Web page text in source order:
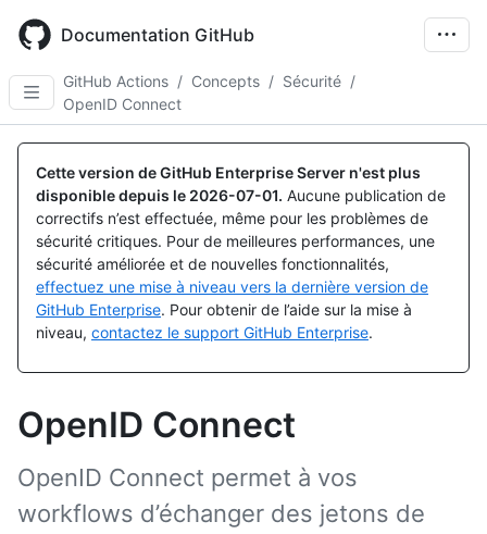
main
content
Documentation GitHub
GitHub Actions / Concepts / Sécurité /
OpenID Connect
Cette version de GitHub Enterprise Server n'est plus
disponible depuis le 2026-07-01. Aucune publication de
correctifs n’est effectuée, même pour les problèmes de
sécurité critiques. Pour de meilleures performances, une
sécurité améliorée et de nouvelles fonctionnalités,
effectuez une mise à niveau vers la dernière version de
GitHub Enterprise. Pour obtenir de l’aide sur la mise à
niveau, contactez le support GitHub Enterprise.
OpenID Connect
OpenID Connect permet à vos
workflows d’échanger des jetons de